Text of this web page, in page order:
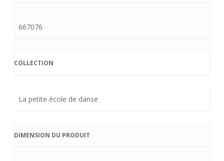
667076
COLLECTION
La petite école de danse
DIMENSION DU PRODUIT